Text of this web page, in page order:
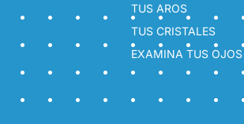
TUS AROS
TUS CRISTALES
EXAMINA TUS OJOS